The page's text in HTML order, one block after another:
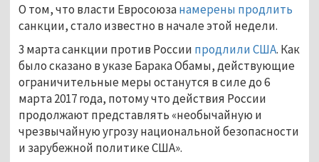
О том, что власти Евросоюзанамерены продлить
санкции, стало известно в начале этой недели.
3 марта санкции против России продлили США. Как
было сказано в указе Барака Обамы, действующие
ограничительные меры останутся в силе до 6
марта 2017 года, потому что действия России
продолжают представлять «необычайную и
чрезвычайную угрозу национальной безопасности
и зарубежной политике США».